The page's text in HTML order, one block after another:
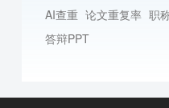
AI查重 论文重复率 职
答辩PPT